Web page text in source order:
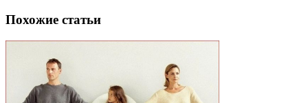
Похожие статьи